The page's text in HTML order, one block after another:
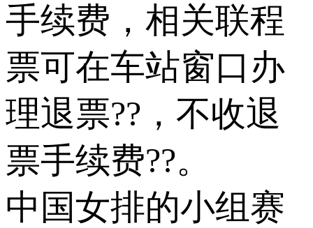
手续费，相关联程
票可在车站窗口办
理退票??，不收退
票手续费??。
中国女排的小组赛